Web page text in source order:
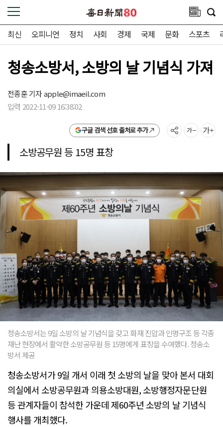
최신 오피니언 정치 사회 경제 국제 문화 스포츠
청송소방서, 소방의 날 기념식 가져
전종훈 기자apple@imaeil.com
입력 2022-11-09 16:38:02
구글 검색 선호 출처로 추가
소방공무원 등 15명 표창
청송소방서는 9일 소방의 날 기념식을 갖고 화재 진압과 인명구조 등 각종
재난 현장에서 활약한 소방공무원 등 15명에게 표창을 수여했다. 청송소
방서 제공
청송소방서가 9일 개서 이래 첫 소방의 날을 맞아 본서 대회
의실에서 소방공무원과 의용소방대원, 소방행정자문단원
등 관계자들이 참석한 가운데 제60주년 소방의 날 기념식
행사를 개최했다.